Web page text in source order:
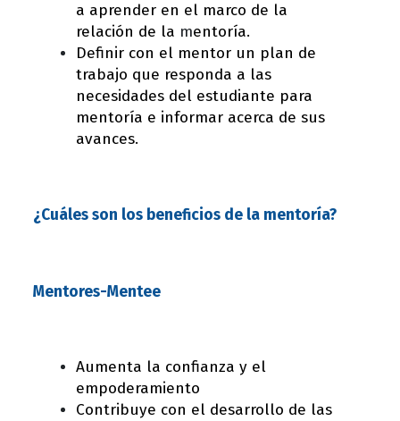
a aprender en el marco de la
relación de la mentoría.
Definir con el mentor un plan de
trabajo que responda a las
necesidades del estudiante para
mentoría e informar acerca de sus
avances.
¿Cuáles son los beneficios de la mentoría?
Mentores-Mentee
Aumenta la confianza y el
empoderamiento
Contribuye con el desarrollo de las